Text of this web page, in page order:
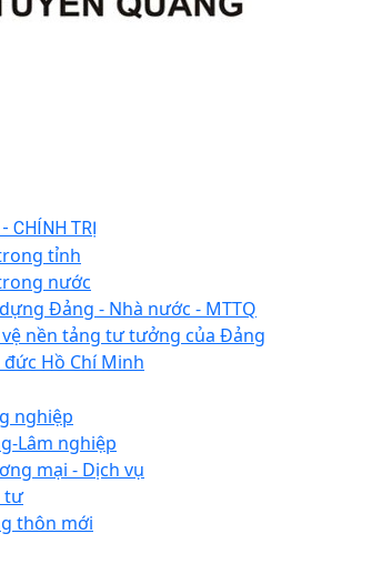
CHÍNH TRỊ
tỉnh
nước
Đảng - Nhà nước - MTTQ
vệ nền tảng tư tưởng của Đảng
Hồ Chí Minh
nghiệp
Lâm nghiệp
mại - Dịch vụ
tư
thôn mới